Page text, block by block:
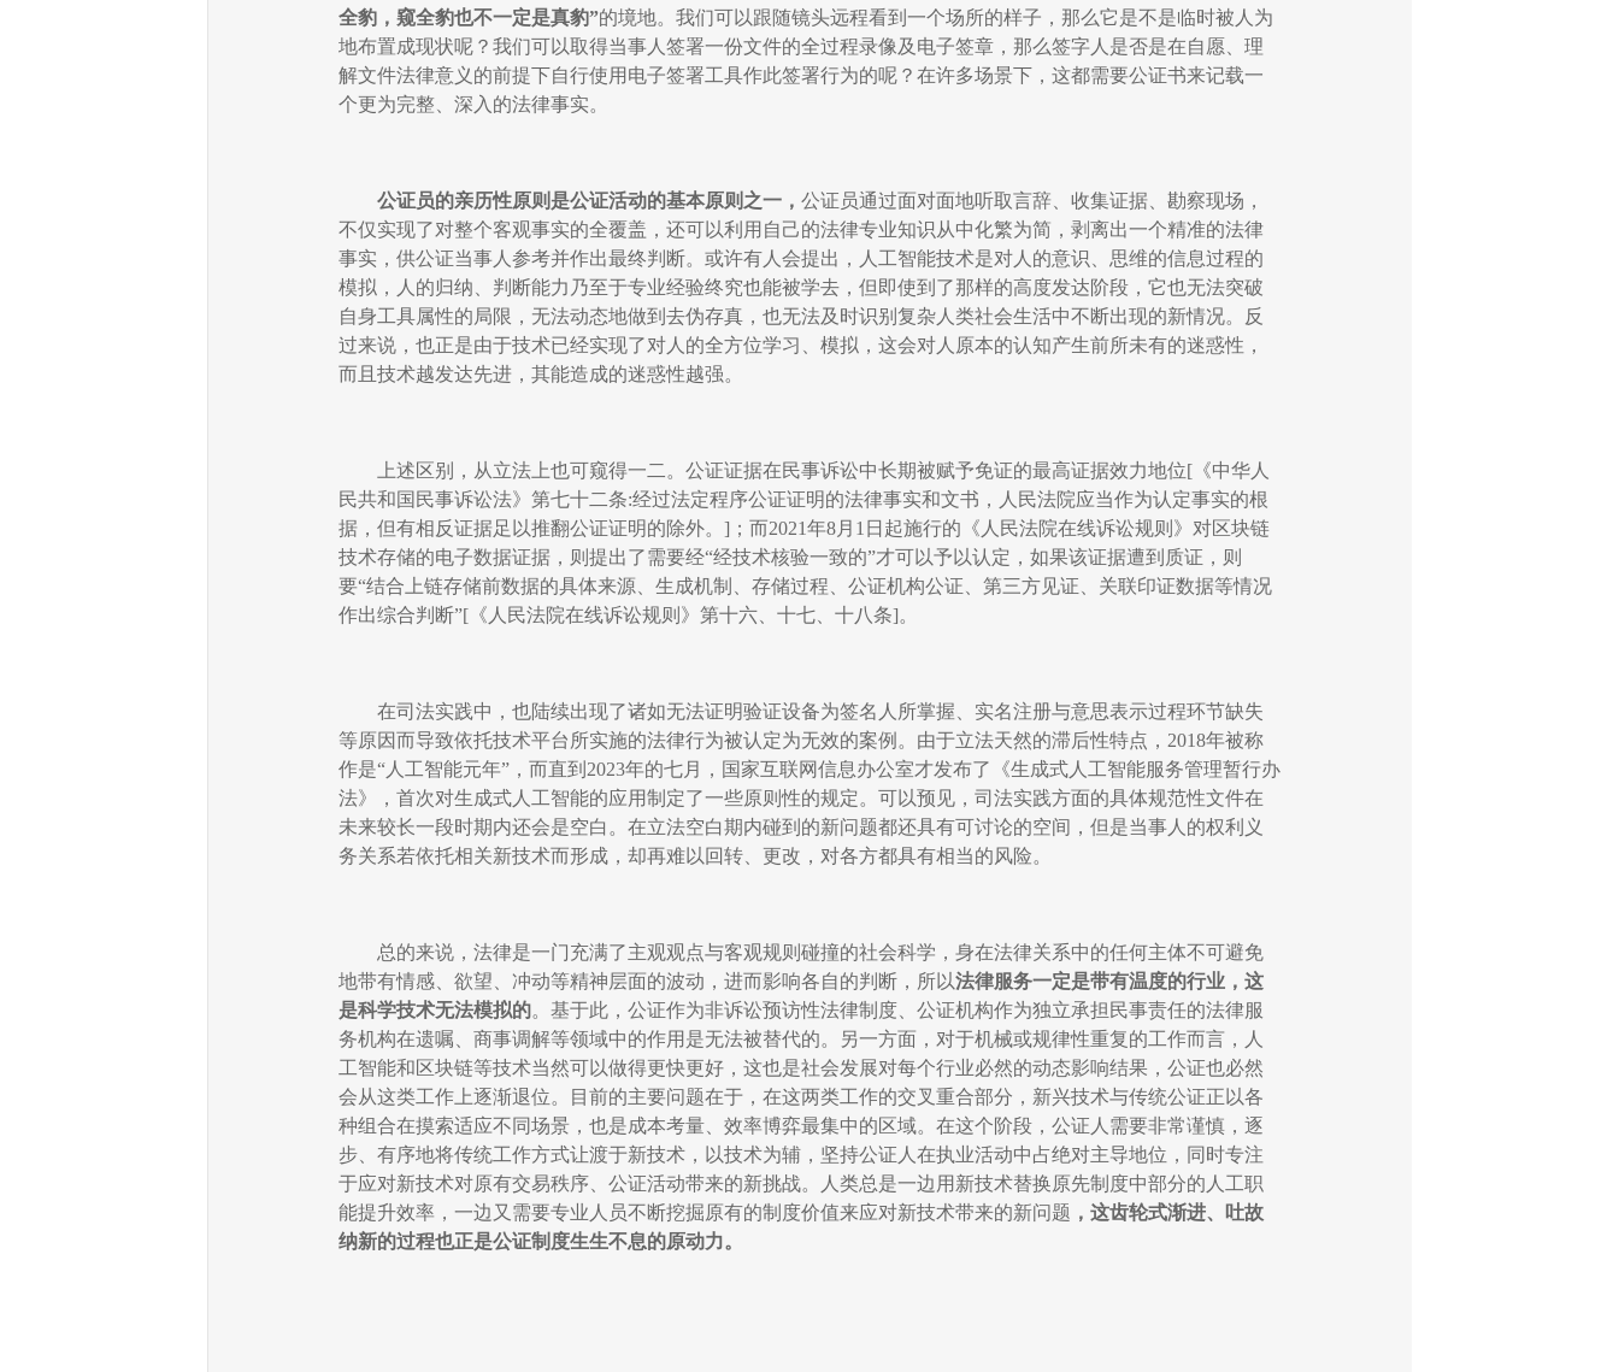
全豹，窥全豹也不一定是真豹”的境地。我们可以跟随镜头远程看到一个场所的样子，那么它是不是临时被人为
地布置成现状呢？我们可以取得当事人签署一份文件的全过程录像及电子签章，那么签字人是否是在自愿、理
解文件法律意义的前提下自行使用电子签署工具作此签署行为的呢？在许多场景下，这都需要公证书来记载一
个更为完整、深入的法律事实。
公证员的亲历性原则是公证活动的基本原则之一，公证员通过面对面地听取言辞、收集证据、勘察现场，
不仅实现了对整个客观事实的全覆盖，还可以利用自己的法律专业知识从中化繁为简，剥离出一个精准的法律
事实，供公证当事人参考并作出最终判断。或许有人会提出，人工智能技术是对人的意识、思维的信息过程的
模拟，人的归纳、判断能力乃至于专业经验终究也能被学去，但即使到了那样的高度发达阶段，它也无法突破
自身工具属性的局限，无法动态地做到去伪存真，也无法及时识别复杂人类社会生活中不断出现的新情况。反
过来说，也正是由于技术已经实现了对人的全方位学习、模拟，这会对人原本的认知产生前所未有的迷惑性，
而且技术越发达先进，其能造成的迷惑性越强。
上述区别，从立法上也可窥得一二。公证证据在民事诉讼中长期被赋予免证的最高证据效力地位[ 《中华人
民共和国民事诉讼法》第七十二条:经过法定程序公证证明的法律事实和文书，人民法院应当作为认定事实的根
据，但有相反证据足以推翻公证证明的除外。 ] ；而2021年8月 1 日起施行的《人民法院在线诉讼规则》对区块链
技术存储的电子数据证据，则提出了需要经“经技术核验一致的”才可以予以认定，如果该证据遭到质证，则
要“结合上链存储前数据的具体来源、生成机制、存储过程、公证机构公证、第三方见证、关联印证数据等情况
作出综合判断”[ 《人民法院在线诉讼规则》第十六、十七、十八条]。
在司法实践中，也陆续出现了诸如无法证明验证设备为签名人所掌握、实名注册与意思表示过程环节缺失
等原因而导致依托技术平台所实施的法律行为被认定为无效的案例。由于立法天然的滞后性特点， 2018年被称
作是“ 人工智能元年” ，而直到 2023年的七月，国家互联网信息办公室才发布了《生成式人工智能服务管理暂行办
法》，首次对生成式人工智能的应用制定了一些原则性的规定。可以预见，司法实践方面的具体规范性文件在
未来较长一段时期内还会是空白。在立法空白期内碰到的新问题都还具有可讨论的空间，但是当事人的权利义
务关系若依托相关新技术而形成，却再难以回转、更改，对各方都具有相当的风险。
总的来说，法律是一门充满了主观观点与客观规则碰撞的社会科学，身在法律关系中的任何主体不可避免
地带有情感、欲望、冲动等精神层面的波动，进而影响各自的判断，所以法律服务一定是带有温度的行业，这
是科学技术无法模拟的。基于此，公证作为非诉讼预访性法律制度、公证机构作为独立承担民事责任的法律服
务机构在遗嘱、商事调解等领域中的作用是无法被替代的。另一方面，对于机械或规律性重复的工作而言，人
工智能和区块链等技术当然可以做得更快更好，这也是社会发展对每个行业必然的动态影响结果，公证也必然
会从这类工作上逐渐退位。目前的主要问题在于，在这两类工作的交叉重合部分，新兴技术与传统公证正以各
种组合在摸索适应不同场景，也是成本考量、效率博弈最集中的区域。在这个阶段，公证人需要非常谨慎，逐
步、有序地将传统工作方式让渡于新技术，以技术为辅，坚持公证人在执业活动中占绝对主导地位，同时专注
于应对新技术对原有交易秩序、公证活动带来的新挑战。人类总是一边用新技术替换原先制度中部分的人工职
能提升效率，一边又需要专业人员不断挖掘原有的制度价值来应对新技术带来的新问题 ，这齿轮式渐进、吐故
纳新的过程也正是公证制度生生不息的原动力。